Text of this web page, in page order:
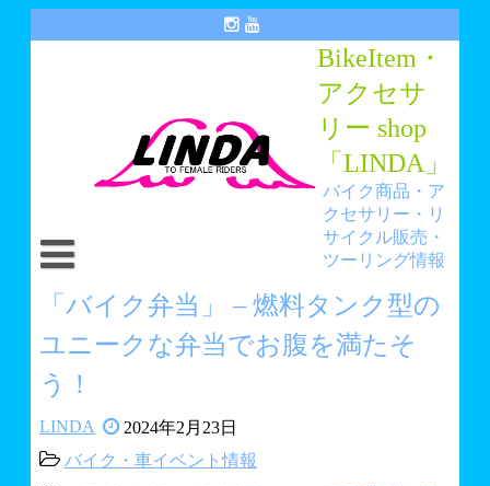
BikeItem・
アクセサ
リー shop
「LINDA」
バイク商品・ア
クセサリー・リ
サイクル販売・
ツーリング情報
トップ
アイテム・アクセサリーショップ「LINDA」
リサイクルショップ「ANGEL HANA」
You Tube LINDAチャンネル
LINDA BLOG
「バイク弁当」 – 燃料タンク型の
ユニークな弁当でお腹を満たそ
う！
LINDA
2024年2月23日
バイク・車イベント情報